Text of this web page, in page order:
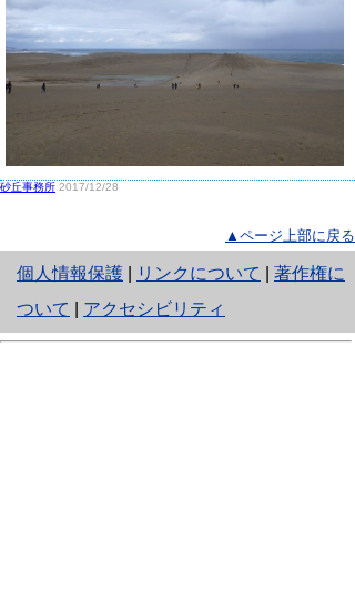
砂丘事務所 2017/12/28
▲ページ上部に戻る
個人情報保護
と
り
ネ
リンクについて
著作権に
ついて
アクセシビリティ